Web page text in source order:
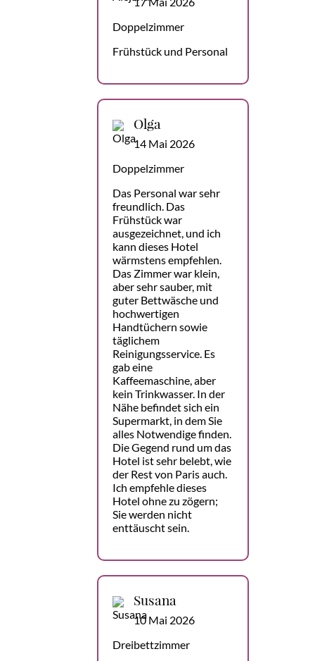
Doppelzimmer
Frühstück und Personal
Olga
14 Mai 2026
Doppelzimmer
Das Personal war sehr
freundlich. Das
Frühstück war
ausgezeichnet, und ich
kann dieses Hotel
wärmstens empfehlen.
Das Zimmer war klein,
aber sehr sauber, mit
guter Bettwäsche und
hochwertigen
Handtüchern sowie
täglichem
Reinigungsservice. Es
gab eine
Kaffeemaschine, aber
kein Trinkwasser. In der
Nähe befindet sich ein
Supermarkt, in dem Sie
alles Notwendige finden.
Die Gegend rund um das
Hotel ist sehr belebt, wie
der Rest von Paris auch.
Ich empfehle dieses
Hotel ohne zu zögern;
Sie werden nicht
enttäuscht sein.
Susana
10 Mai 2026
Dreibettzimmer